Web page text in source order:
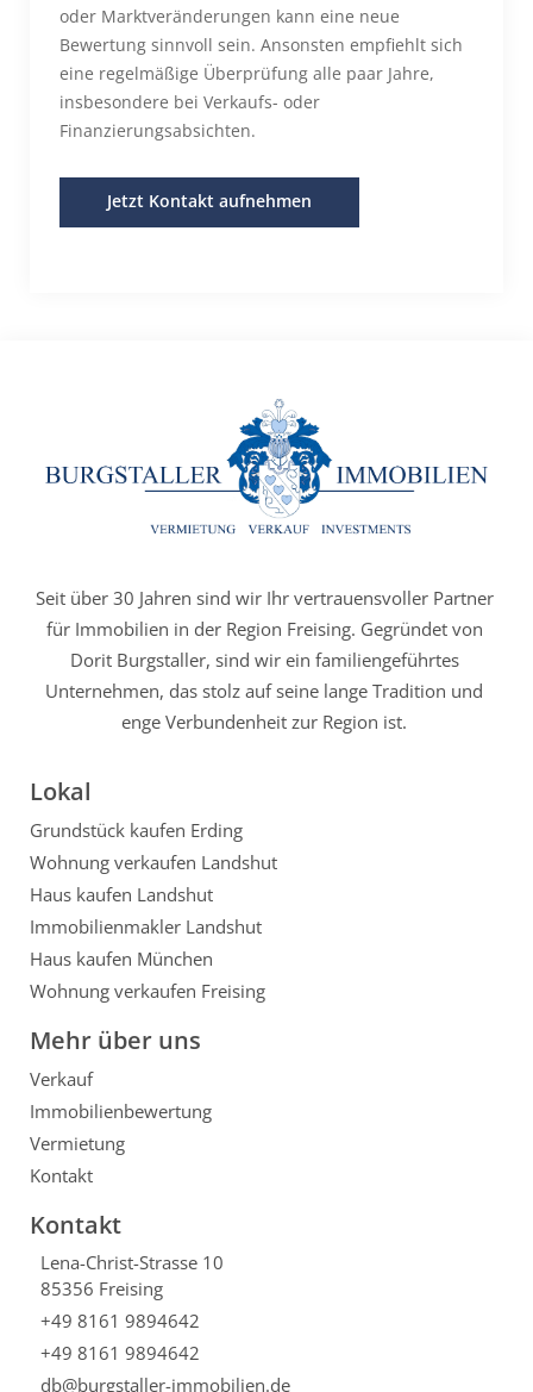
oder Marktveränderungen kann eine neue
Bewertung sinnvoll sein. Ansonsten empfiehlt sich
eine regelmäßige Überprüfung alle paar Jahre,
insbesondere bei Verkaufs- oder
Finanzierungsabsichten.
Jetzt Kontakt aufnehmen
Seit über 30 Jahren sind wir Ihr vertrauensvoller Partner
für Immobilien in der Region Freising. Gegründet von
Dorit Burgstaller, sind wir ein familiengeführtes
Unternehmen, das stolz auf seine lange Tradition und
enge Verbundenheit zur Region ist.
Lokal
Grundstück kaufen Erding
Wohnung verkaufen Landshut
Haus kaufen Landshut
Immobilienmakler Landshut
Haus kaufen München
Wohnung verkaufen Freising
Mehr über uns
Verkauf
Immobilienbewertung
Vermietung
Kontakt
Kontakt
Lena-Christ-Strasse 10
85356 Freising
+49 8161 9894642
+49 8161 9894642
db@burgstaller-immobilien.de